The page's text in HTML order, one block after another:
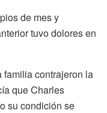
de mes y
tuvo dolores en
familia contrajeron la
que Charles
su condición se